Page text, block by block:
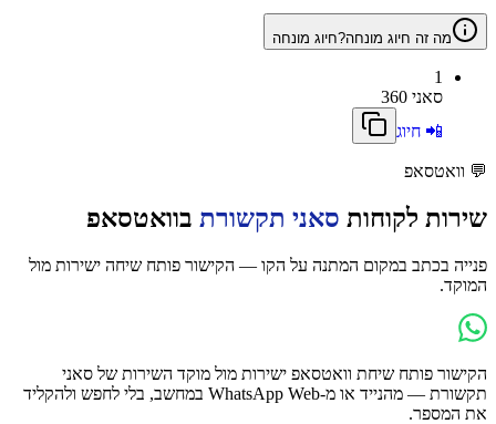
מה זה חיוג מונחה?חיוג מונחה
1
סאני 360
📲 חיוג
💬 וואטסאפ
שירות לקוחות סאני תקשורת בוואטסאפ
פנייה בכתב במקום המתנה על הקו — הקישור פותח שיחה ישירות מול
המוקד.
הקישור פותח שיחת וואטסאפ ישירות מול מוקד השירות של סאני
תקשורת
— מהנייד או מ-WhatsApp Web במחשב, בלי לחפש ולהקליד
את המספר.